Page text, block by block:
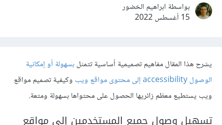
بواسطة ابراهيم الخضور
15 أغسطس 2022
يشرح هذا المقال مفاهيم تصميمية أساسية تتمثلبسهولة أو إمكانية
الوصول accessibility إلى محتوى مواقع ويب
وكيفية تصميم مواقع
ويب يستطيع معظم زائريها الحصول على محتواها بسهولة ومتعة.
تسهيل وصول جميع المستخدمين إلى مواقع